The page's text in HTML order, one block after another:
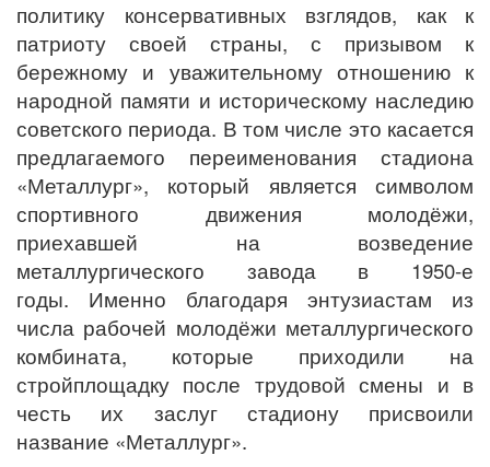
политику консервативных взглядов, как к
патриоту своей страны, с призывом к
бережному и уважительному отношению к
народной памяти и историческому наследию
советского периода. В том числе это касается
предлагаемого переименования стадиона
«Металлург», который является символом
спортивного движения молодёжи,
приехавшей на возведение
металлургического завода в 1950-е
годы. Именно благодаря энтузиастам из
числа рабочей молодёжи металлургического
комбината, которые приходили на
стройплощадку после трудовой смены и в
честь их заслуг стадиону присвоили
название «Металлург».